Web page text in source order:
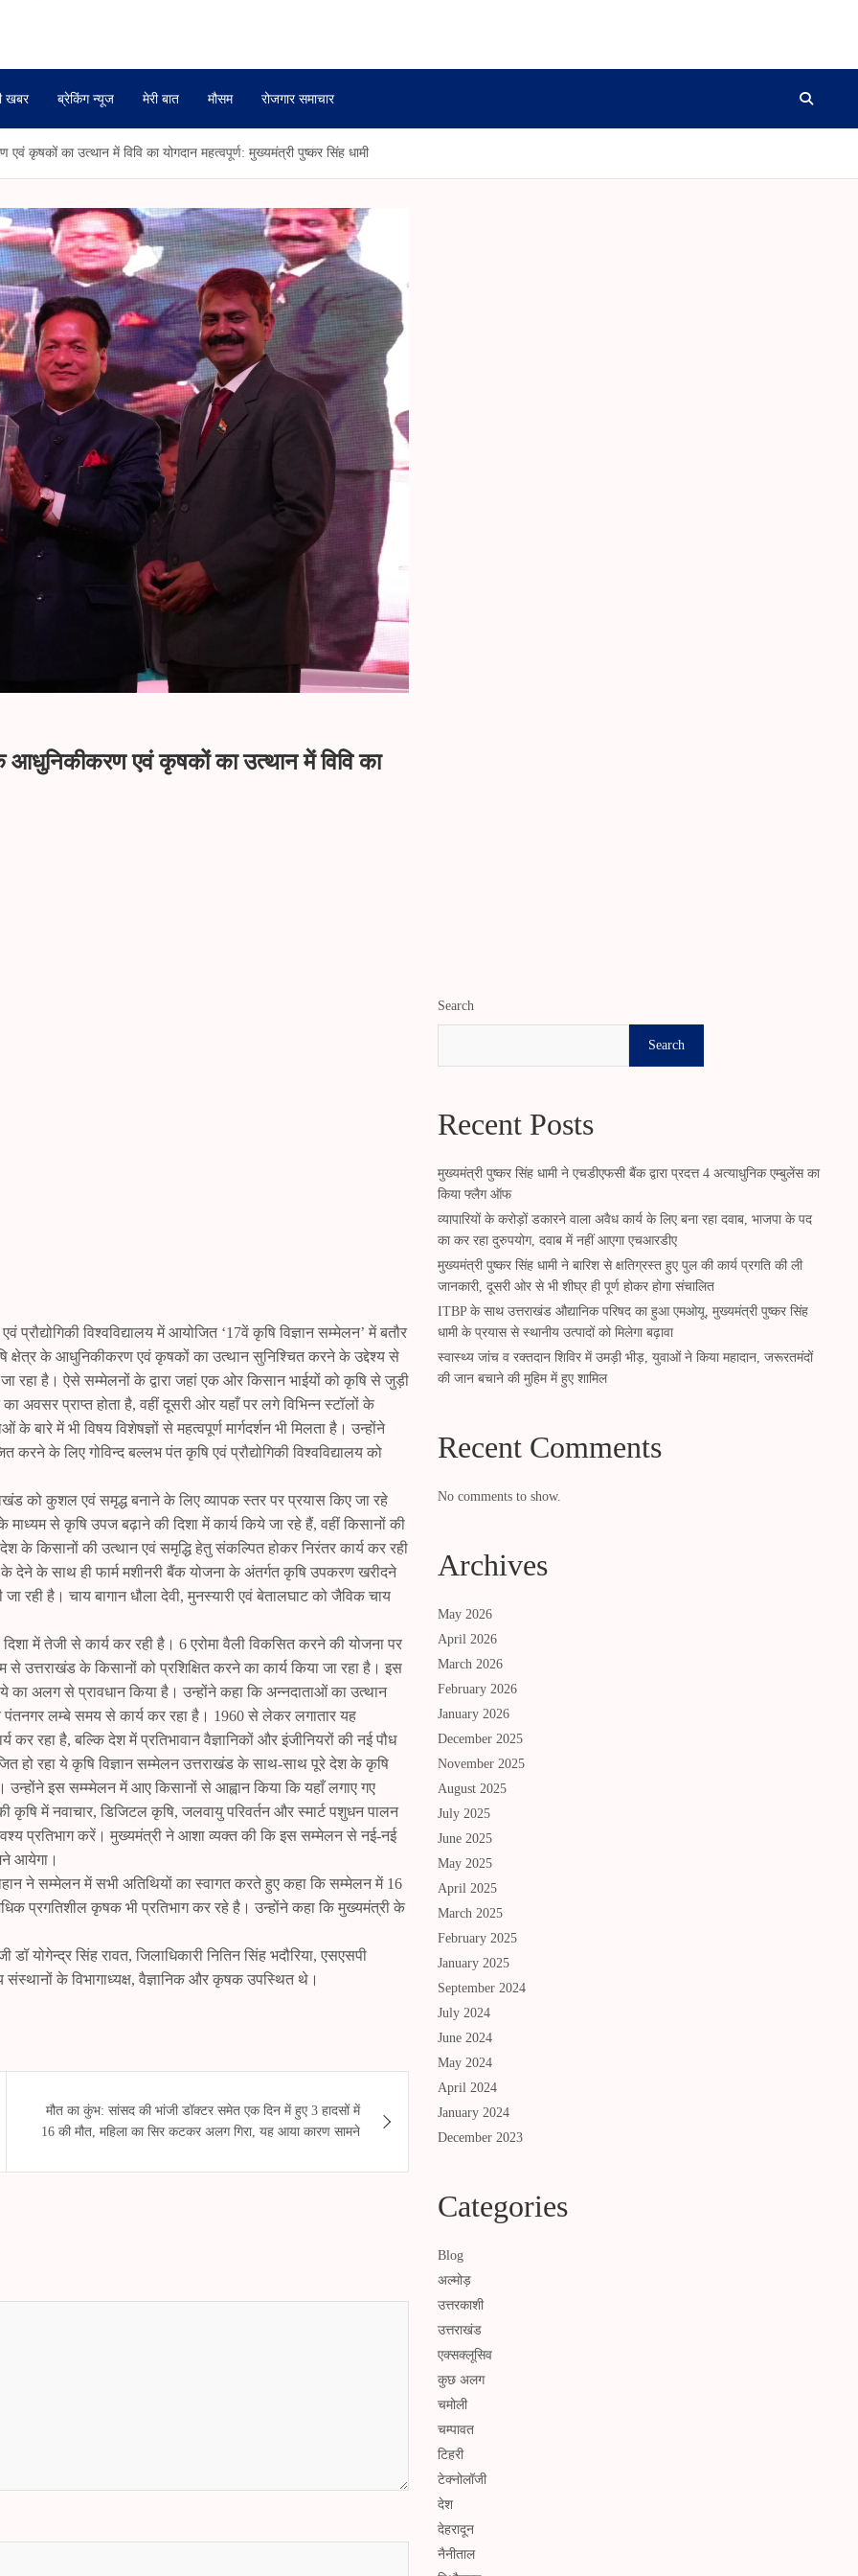
खबर ब्रेकिंग न्यूज मेरी बात मौसम रोजगार समाचार
कृषकों का उत्थान में विवि का योगदान महत्वपूर्ण: मुख्यमंत्री पुष्कर सिंह धामी
आधुनिकीकरण एवं कृषकों का उत्थान में विवि का
विश्वविद्यालय में आयोजित ‘17वें कृषि विज्ञान सम्मेलन’ में बतौर
क्षेत्र के आधुनिकीकरण एवं कृषकों का उत्थान सुनिश्चित करने के उद्देश्य से
रहा है। ऐसे सम्मेलनों के द्वारा जहां एक ओर किसान भाईयों को कृषि से जुड़ी
अवसर प्राप्त होता है, वहीं दूसरी ओर यहाँ पर लगे विभिन्न स्टॉलों के
में भी विषय विशेषज्ञों से महत्वपूर्ण मार्गदर्शन भी मिलता है। उन्होंने
के लिए गोविन्द बल्लभ पंत कृषि एवं प्रौद्योगिकी विश्वविद्यालय को
को कुशल एवं समृद्ध बनाने के लिए व्यापक स्तर पर प्रयास किए जा रहे
से कृषि उपज बढ़ाने की दिशा में कार्य किये जा रहे हैं, वहीं किसानों की
के किसानों की उत्थान एवं समृद्धि हेतु संकल्पित होकर निरंतर कार्य कर रही
देने के साथ ही फार्म मशीनरी बैंक योजना के अंतर्गत कृषि उपकरण खरीदने
रही है। चाय बागान धौला देवी, मुनस्यारी एवं बेतालघाट को जैविक चाय
में तेजी से कार्य कर रही है। 6 एरोमा वैली विकसित करने की योजना पर
से उत्तराखंड के किसानों को प्रशिक्षित करने का कार्य किया जा रहा है। इस
अलग से प्रावधान किया है। उन्होंने कहा कि अन्नदाताओं का उत्थान
पंतनगर लम्बे समय से कार्य कर रहा है। 1960 से लेकर लगातार यह
कर रहा है, बल्कि देश में प्रतिभावान वैज्ञानिकों और इंजीनियरों की नई पौध
हो रहा ये कृषि विज्ञान सम्मेलन उत्तराखंड के साथ-साथ पूरे देश के कृषि
उन्होंने इस सम्म्मेलन में आए किसानों से आह्वान किया कि यहाँ लगाए गए
कृषि में नवाचार, डिजिटल कृषि, जलवायु परिवर्तन और स्मार्ट पशुधन पालन
प्रतिभाग करें। मुख्यमंत्री ने आशा व्यक्त की कि इस सम्मेलन से नई-नई
आयेगा।
ने सम्मेलन में सभी अतिथियों का स्वागत करते हुए कहा कि सम्मेलन में 16
प्रगतिशील कृषक भी प्रतिभाग कर रहे है। उन्होंने कहा कि मुख्यमंत्री के
योगेन्द्र सिंह रावत, जिलाधिकारी नितिन सिंह भदौरिया, एसएसपी
संस्थानों के विभागाध्यक्ष, वैज्ञानिक और कृषक उपस्थित थे।
मौत का कुंभ: सांसद की भांजी डॉक्टर समेत एक दिन में हुए 3 हादसों में
16 की मौत, महिला का सिर कटकर अलग गिरा, यह आया कारण सामने
Search
Search
Recent Posts
मुख्यमंत्री पुष्कर सिंह धामी ने एचडीएफसी बैंक द्वारा प्रदत्त 4 अत्याधुनिक एम्बुलेंस का
किया फ्लैग ऑफ
व्यापारियों के करोड़ों डकारने वाला अवैध कार्य के लिए बना रहा दवाब, भाजपा के पद
का कर रहा दुरुपयोग, दवाब में नहीं आएगा एचआरडीए
मुख्यमंत्री पुष्कर सिंह धामी ने बारिश से क्षतिग्रस्त हुए पुल की कार्य प्रगति की ली
जानकारी, दूसरी ओर से भी शीघ्र ही पूर्ण होकर होगा संचालित
ITBP के साथ उत्तराखंड औद्यानिक परिषद का हुआ एमओयू, मुख्यमंत्री पुष्कर सिंह
धामी के प्रयास से स्थानीय उत्पादों को मिलेगा बढ़ावा
स्वास्थ्य जांच व रक्तदान शिविर में उमड़ी भीड़, युवाओं ने किया महादान, जरूरतमंदों
की जान बचाने की मुहिम में हुए शामिल
Recent Comments
No comments to show.
Archives
May 2026
April 2026
March 2026
February 2026
January 2026
December 2025
November 2025
August 2025
July 2025
June 2025
May 2025
April 2025
March 2025
February 2025
January 2025
September 2024
July 2024
June 2024
May 2024
April 2024
January 2024
December 2023
Categories
Blog
अल्मोड़
उत्तरकाशी
उत्तराखंड
एक्सक्लूसिव
कुछ अलग
चमोली
चम्पावत
टिहरी
टेक्नोलॉजी
देश
देहरादून
नैनीताल